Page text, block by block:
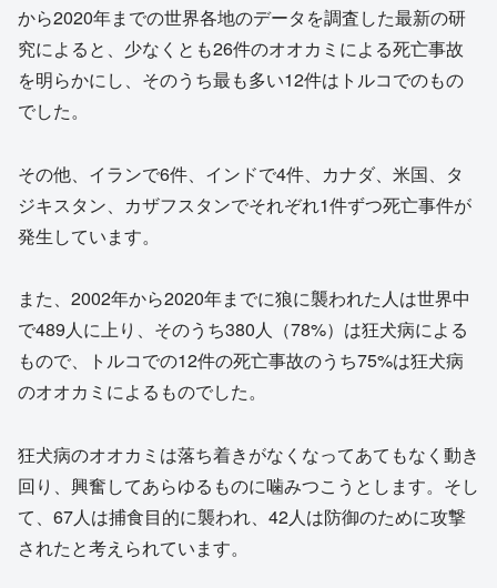
から2020年までの世界各地のデータを調査した最新の研
究によると、少なくとも26件のオオカミによる死亡事故
を明らかにし、そのうち最も多い12件はトルコでのもの
でした。
その他、イランで6件、インドで4件、カナダ、米国、タ
ジキスタン、カザフスタンでそれぞれ1件ずつ死亡事件が
発生しています。
また、2002年から2020年までに狼に襲われた人は世界中
で489人に上り、そのうち380人（78%）は狂犬病による
もので、トルコでの12件の死亡事故のうち75%は狂犬病
のオオカミによるものでした。
狂犬病のオオカミは落ち着きがなくなってあてもなく動き
回り、興奮してあらゆるものに噛みつこうとします。そし
て、67人は捕食目的に襲われ、42人は防御のために攻撃
されたと考えられています。